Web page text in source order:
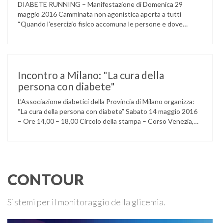
DIABETE RUNNING – Manifestazione di Domenica 29
maggio 2016 Camminata non agonistica aperta a tutti
“Quando l’esercizio fisico accomuna le persone e dove
Incontro a Milano: "La cura della
persona con diabete"
L’Associazione diabetici della Provincia di Milano organizza:
“La cura della persona con diabete” Sabato 14 maggio 2016
– Ore 14,00 – 18,00 Circolo della stampa – Corso Venezia,
CONTOUR
Sistemi per il monitoraggio della glicemia.